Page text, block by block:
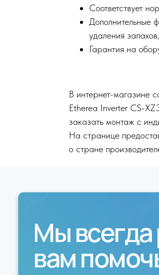
Соответствует
Дополнительные
удаления
Гарантия на
В интернет-магазине
Etherea Inverter CS-
заказать монтаж с
На странице
о стране
Мы
вам